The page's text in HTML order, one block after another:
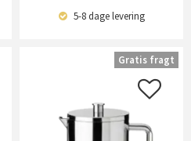
5-8 dagelevering
Gratis fragt